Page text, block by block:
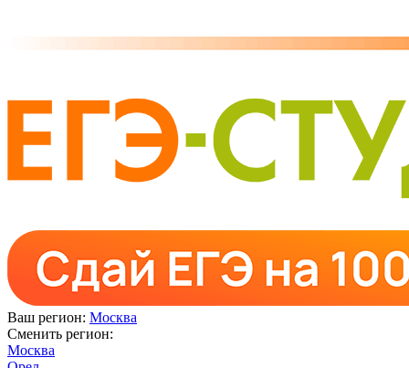
Ваш регион: Москва
Сменить регион:
Москва